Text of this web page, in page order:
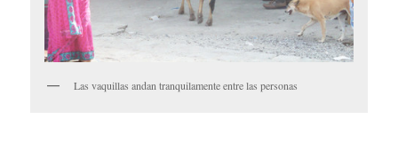
Las vaquillas andan tranquilamente entre las personas